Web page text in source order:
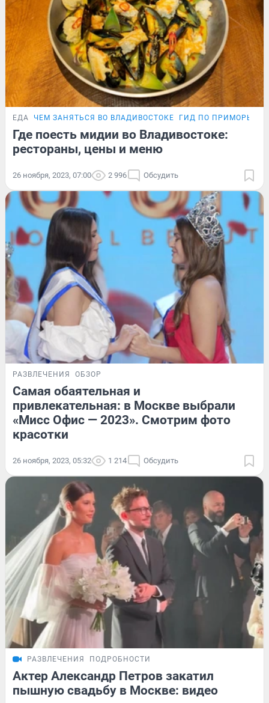
ЕДА ЧЕМ ЗАНЯТЬСЯ ВО ВЛАДИВОСТОКЕ ГИД ПО ПРИМОРЬЮ
Где поесть мидии во Владивостоке:
рестораны, цены и меню
26 ноября, 2023, 07:00 2 996 Обсудить
РАЗВЛЕЧЕНИЯ ОБЗОР
Самая обаятельная и
привлекательная: в Москве выбрали
«Мисс Офис — 2023». Смотрим фото
красотки
26 ноября, 2023, 05:32 1 214 Обсудить
РАЗВЛЕЧЕНИЯ ПОДРОБНОСТИ
Актер Александр Петров закатил
пышную свадьбу в Москве: видео